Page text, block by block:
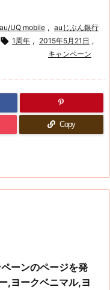
au/UQ mobile , auじぶん銀行
 1周年 , 2015年5月21日 ,
キャンペーン
Copy
ーンのページを発
,ヨークベニマル,ヨ